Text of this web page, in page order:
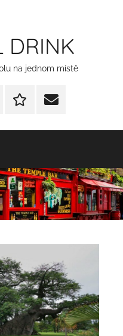
DRINK
na jednom místě
Redakční
E-